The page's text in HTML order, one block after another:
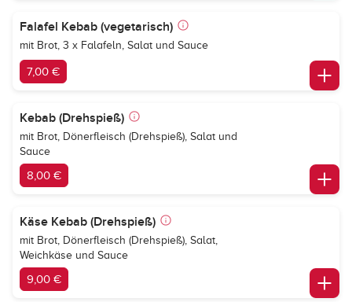
Falafel Kebab (vegetarisch)
mit Brot, 3 x Falafeln, Salat und Sauce
7,00 €
Kebab (Drehspieß)
mit Brot, Dönerfleisch (Drehspieß), Salat und
Sauce
8,00 €
Käse Kebab (Drehspieß)
mit Brot, Dönerfleisch (Drehspieß), Salat,
Weichkäse und Sauce
9,00 €